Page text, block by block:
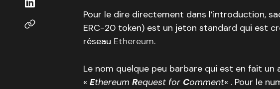
Pour le dire directement dans l’introduction,
ERC-20 token) est un jeton standard qui est
réseau Ethereum.
Le nom quelque peu barbare qui est en fait
« Ethereum Request for Comment« . Pour le